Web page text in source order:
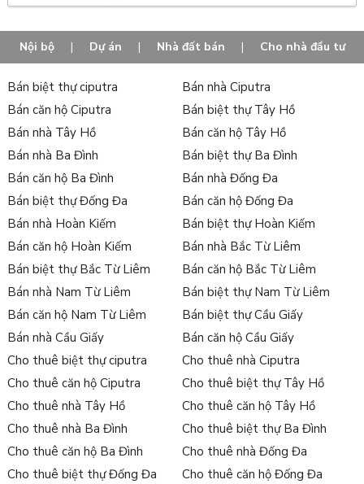
Nội bộ | Dự án | Nhà đất bán | Cho nhà đầu tư
Bán biệt thự ciputra
Bán nhà Ciputra
Bán căn hộ Ciputra
Bán biệt thự Tây Hồ
Bán nhà Tây Hồ
Bán căn hộ Tây Hồ
Bán nhà Ba Đình
Bán biệt thự Ba Đình
Bán căn hộ Ba Đình
Bán nhà Đống Đa
Bán biệt thự Đống Đa
Bán căn hộ Đống Đa
Bán nhà Hoàn Kiếm
Bán biệt thự Hoàn Kiếm
Bán căn hộ Hoàn Kiếm
Bán nhà Bắc Từ Liêm
Bán biệt thự Bắc Từ Liêm
Bán căn hộ Bắc Từ Liêm
Bán nhà Nam Từ Liêm
Bán biệt thự Nam Từ Liêm
Bán căn hộ Nam Từ Liêm
Bán biệt thự Cầu Giấy
Bán nhà Cầu Giấy
Bán căn hộ Cầu Giấy
Cho thuê biệt thự ciputra
Cho thuê nhà Ciputra
Cho thuê căn hộ Ciputra
Cho thuê biệt thự Tây Hồ
Cho thuê nhà Tây Hồ
Cho thuê căn hộ Tây Hồ
Cho thuê nhà Ba Đình
Cho thuê biệt thự Ba Đình
Cho thuê căn hộ Ba Đình
Cho thuê nhà Đống Đa
Cho thuê biệt thự Đống Đa
Cho thuê căn hộ Đống Đa